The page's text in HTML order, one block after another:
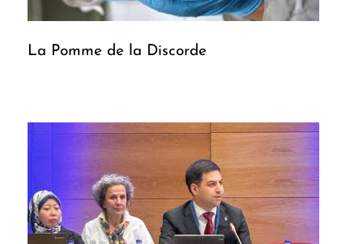
La Pomme de la Discorde